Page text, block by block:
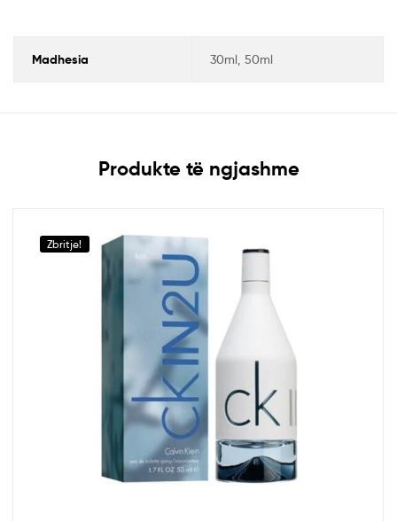
Madhesia 30ml, 50ml
Produkte të ngjashme
Zbritje!